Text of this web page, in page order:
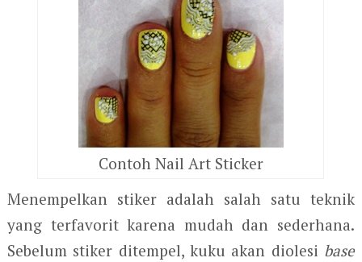
Contoh Nail Art Sticker
Menempelkan stiker adalah salah satu teknik
yang terfavorit karena mudah dan sederhana.
Sebelum stiker ditempel, kuku akan diolesi base